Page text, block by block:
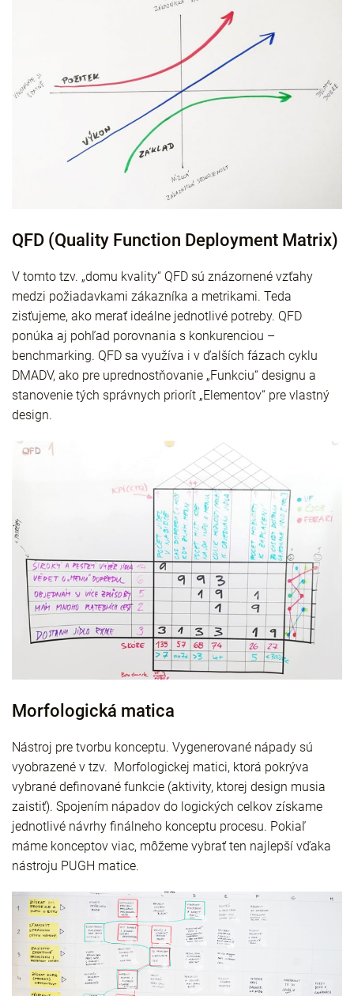
QFD (Quality Function Deployment Matrix)
V tomto tzv. „domu kvality“ QFD sú znázornené vzťahy
medzi požiadavkami zákazníka a metrikami. Teda
zisťujeme, ako merať ideálne jednotlivé potreby. QFD
ponúka aj pohľad porovnania s konkurenciou –
benchmarking. QFD sa využíva i v ďalších fázach cyklu
DMADV, ako pre uprednostňovanie „Funkciu“ designu a
stanovenie tých správnych priorít „Elementov“ pre vlastný
design.
Morfologická matica
Nástroj pre tvorbu konceptu. Vygenerované nápady sú
vyobrazené v tzv. Morfologickej matici, ktorá pokrýva
vybrané definované funkcie (aktivity, ktorej design musia
zaistiť). Spojením nápadov do logických celkov získame
jednotlivé návrhy finálneho konceptu procesu. Pokiaľ
máme konceptov viac, môžeme vybrať ten najlepší vďaka
nástroju PUGH matice.